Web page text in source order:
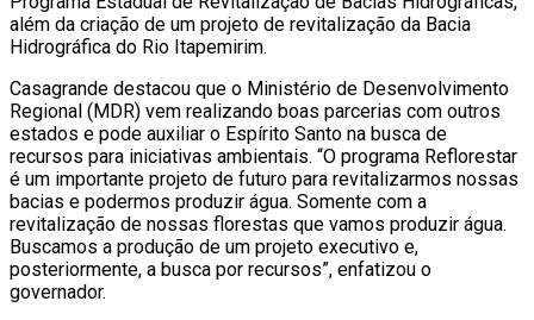
além da criação de um projeto de revitalização da Bacia
Hidrográfica do Rio Itapemirim.
Casagrande destacou que o Ministério de Desenvolvimento
Regional (MDR) vem realizando boas parcerias com outros
estados e pode auxiliar o Espírito Santo na busca de
recursos para iniciativas ambientais. “O programa Reflorestar
é um importante projeto de futuro para revitalizarmos nossas
bacias e podermos produzir água. Somente com a
revitalização de nossas florestas que vamos produzir água.
Buscamos a produção de um projeto executivo e,
posteriormente, a busca por recursos”, enfatizou o
governador.